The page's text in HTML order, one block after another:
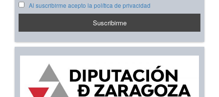
Al suscribirme acepto la política de privacidad